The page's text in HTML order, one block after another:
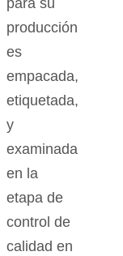
para su
producción
es
empacada,
etiquetada,
y
examinada
en la
etapa de
control de
calidad en